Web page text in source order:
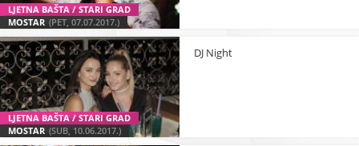
LJETNA BAŠTA / STARI GRAD
MOSTAR (PET, 07.07.2017.)
LJETNA BAŠTA / STARI GRAD
MOSTAR (SUB, 10.06.2017.)
DJ Night